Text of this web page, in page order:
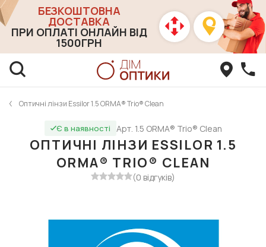
БЕЗКОШТОВНА
ДОСТАВКА
ПРИ ОПЛАТІ ОНЛАЙН ВІД
1500ГРН
Оптичні лінзи Essilor 1.5 ORMA® Trio® Clean
Є в наявності Арт. 1.5 ORMA® Trio® Clean
ОПТИЧНІ ЛІНЗИ ESSILOR 1.5
ORMA® TRIO® CLEAN
(0 відгуків)